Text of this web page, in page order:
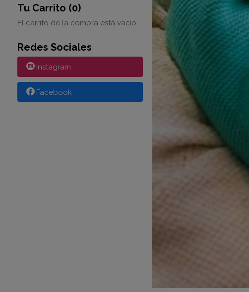
Tu Carrito (0)
El carrito de la compra está vacío
Redes Sociales
Instagram
Facebook